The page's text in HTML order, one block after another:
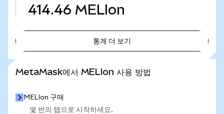
414.46 MELIon
통계 더 보기
MetaMask에서 MELIon 사용 방법
MELIon 구매
몇 번의 탭으로 시작하세요.